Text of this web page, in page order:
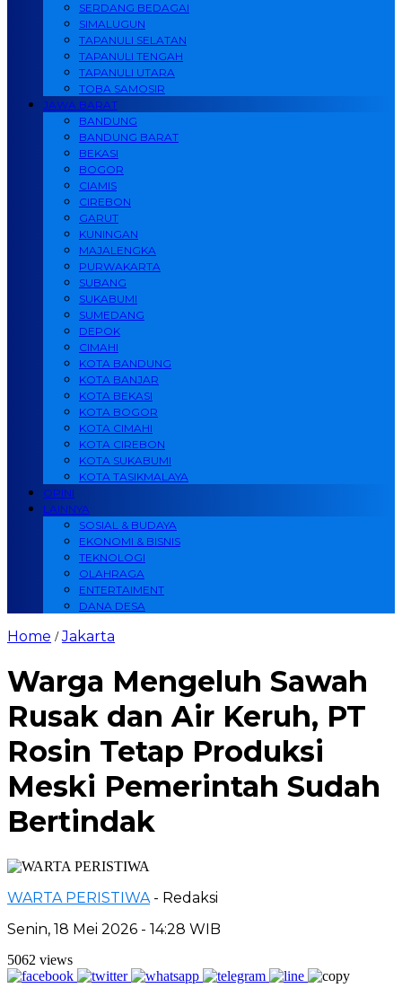
SERDANG BEDAGAI
SIMALUGUN
TAPANULI SELATAN
TAPANULI TENGAH
TAPANULI UTARA
TOBA SAMOSIR
JAWA BARAT
BANDUNG
BANDUNG BARAT
BEKASI
BOGOR
CIAMIS
CIREBON
GARUT
KUNINGAN
MAJALENGKA
PURWAKARTA
SUBANG
SUKABUMI
SUMEDANG
DEPOK
CIMAHI
KOTA BANDUNG
KOTA BANJAR
KOTA BEKASI
KOTA BOGOR
KOTA CIMAHI
KOTA CIREBON
KOTA SUKABUMI
KOTA TASIKMALAYA
OPINI
LAINNYA
SOSIAL & BUDAYA
EKONOMI & BISNIS
TEKNOLOGI
OLAHRAGA
ENTERTAIMENT
DANA DESA
Home /Jakarta
Warga Mengeluh Sawah
Rusak dan Air Keruh, PT
Rosin Tetap Produksi
Meski Pemerintah Sudah
Bertindak
WARTA PERISTIWA - Redaksi
Senin, 18 Mei 2026 - 14:28 WIB
5062 views